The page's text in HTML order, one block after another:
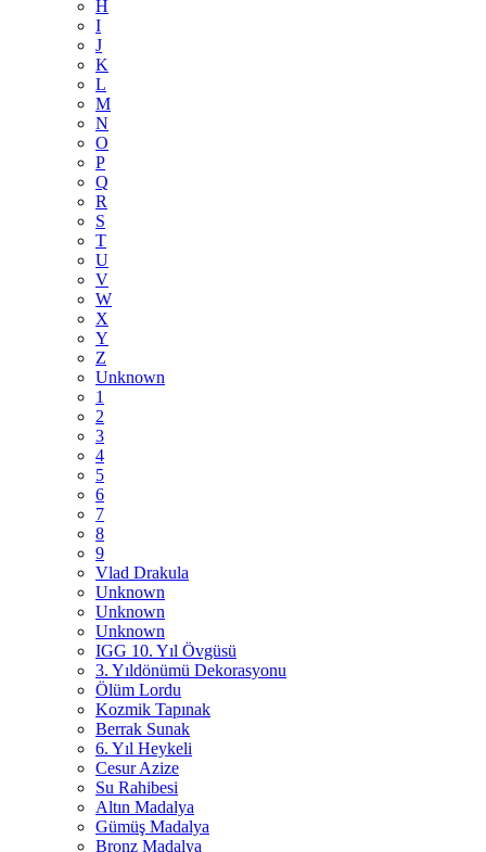
H
I
J
K
L
M
N
O
P
Q
R
S
T
U
V
W
X
Y
Z
Unknown
1
2
3
4
5
6
7
8
9
Vlad Drakula
Unknown
Unknown
Unknown
IGG 10. Yıl Övgüsü
3. Yıldönümü Dekorasyonu
Ölüm Lordu
Kozmik Tapınak
Berrak Sunak
6. Yıl Heykeli
Cesur Azize
Su Rahibesi
Altın Madalya
Gümüş Madalya
Bronz Madalya